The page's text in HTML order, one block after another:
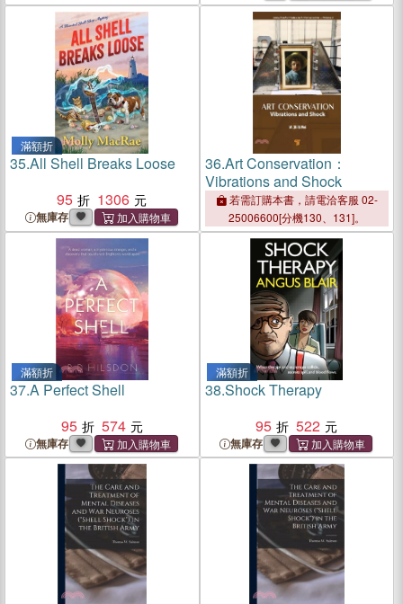
滿額折
35.All Shell Breaks Loose
95
1306
無庫存
36.Art Conservation：
Vibrations and Shock
若需訂購本書，請電洽客服 02-
25006600[分機130、131]。
滿額折
37.A Perfect Shell
95
574
無庫存
滿額折
38.Shock Therapy
95
522
無庫存